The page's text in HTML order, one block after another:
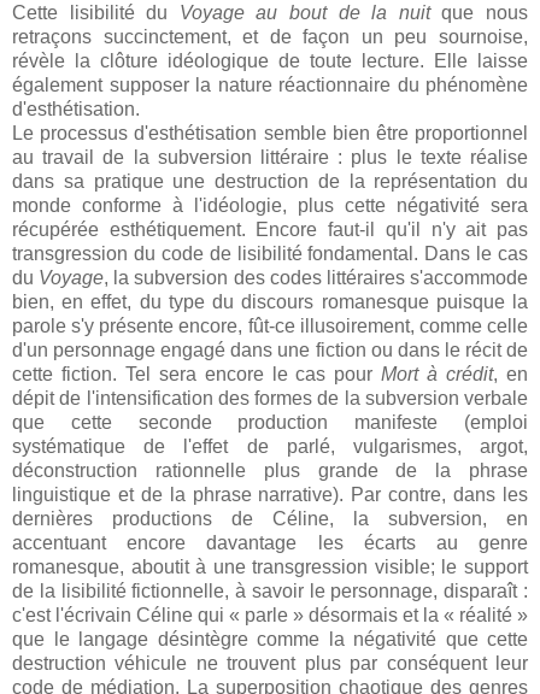
Cette lisibilité du Voyage au bout de la nuitque nous
retraçons succinctement, et de façon un peu sournoise,
révèle la clôture idéologique de toute lecture. Elle laisse
également supposer la nature réactionnaire du phénomène
d'esthétisation.
Le processus d'esthétisation semble bien être proportionnel
au travail de la subversion littéraire : plus le texte réalise
dans sa pratique une destruction de la représentation du
monde conforme à l'idéologie, plus cette négativité sera
récupérée esthétiquement. Encore faut-il qu'il n'y ait pas
transgression du code de lisibilité fondamental. Dans le cas
du Voyage, la subversion des codes littéraires s'accommode
bien, en effet, du type du discours romanesque puisque la
parole s'y présente encore, fût-ce illusoirement, comme celle
d'un personnage engagé dans une fiction ou dans le récit de
cette fiction. Tel sera encore le cas pourMort à crédit, en
dépit de l'intensification des formes de la subversion verbale
que cette seconde production manifeste (emploi
systématique de l'effet de parlé, vulgarismes, argot,
déconstruction rationnelle plus grande de la phrase
linguistique et de la phrase narrative). Par contre, dans les
dernières productions de Céline, la subversion, en
accentuant encore davantage les écarts au genre
romanesque, aboutit à une transgression visible; le support
de la lisibilité fictionnelle, à savoir le personnage, disparaît :
c'est l'écrivain Céline qui « parle » désormais et la « réalité »
que le langage désintègre comme la négativité que cette
destruction véhicule ne trouvent plus par conséquent leur
code de médiation. La superposition chaotique des genres